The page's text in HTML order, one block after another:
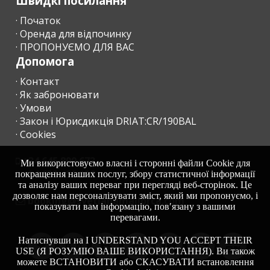
дітей:
Кухня:
Вітальня з
обідньою
зоною:
Ванна кімната -
туалет, біде,
ванна:
Спальня з
односпальним
Спальня з
двома
односпальними
ліжками
Спальня з
двоспальним
ліжком
· Початок
· Оренда для відпочинку
· ПРОПОНУЄМО ДЛЯ ВАС
Допомога
· Контакт
· Як забронювати
· Умови
· Закон і Юрисдикція DRIAT:CR/190BAL
· Cookies
+34 645 899 673
+34 638 455 158
moc.acrollamanaltevs@gnikoob
Ми використовуємо власні і сторонні файли Cookie для
покращення наших послуг, збору статистичної інформації
та аналізу ваших переваг при перегляді веб-сторінок. Це
дозволяє нам персоналізувати зміст, який ми пропонуємо, і
показувати вам інформацію, пов′язану з вашими
перевагами.
Натиснувши на I UNDERSTAND YOU ACCEPT THEIR
USE (Я РОЗУМІЮ ВАШЕ ВИКОРИСТАННЯ). Ви також
можете ВСТАНОВИТИ або СКАСУВАТИ встановлення